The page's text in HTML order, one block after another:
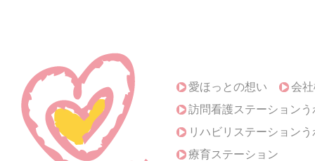
愛ほっとの想い
会
訪問看護ステーションう
リハビリステーション
療育ステーション